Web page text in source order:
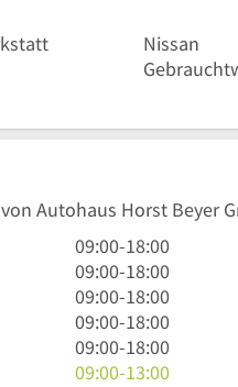
Nissan
Autohaus Horst Beyer
9
Uhr
bis
18
Uhr
09:00-18:00
9
Uhr
bis
18
Uhr
09:00-18:00
9
Uhr
bis
18
09:00-18:00
9
Uhr
bis
09:00-18:00
9
Uhr
09:00-18:00
9
09:00-13:00